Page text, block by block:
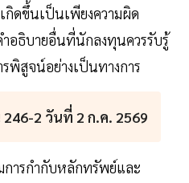
กิดขึ้นเป็นเพียงความผิด
ำอธิบายอื่นที่นักลงทุนควรรับรู้
พิสูจน์อย่างเป็นทางการ
2 วันที่ 2 ก.ค. 2569
ารกำกับหลักทรัพย์และ